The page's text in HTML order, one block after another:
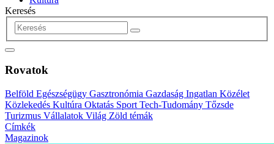
Keresés
Rovatok
Belföld Egészségügy Gasztronómia Gazdaság Ingatlan Közélet
Közlekedés Kultúra Oktatás Sport Tech-Tudomány Tőzsde
Turizmus Vállalatok Világ Zöld témák
Címkék
Magazinok